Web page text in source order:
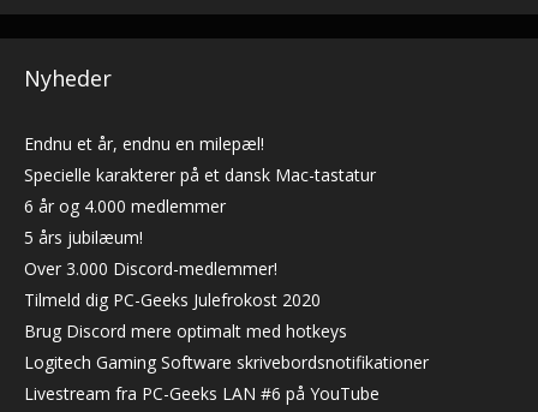
Nyheder
Endnu et år, endnu en milepæl!
Specielle karakterer på et dansk Mac-tastatur
6 år og 4.000 medlemmer
5 års jubilæum!
Over 3.000 Discord-medlemmer!
Tilmeld dig PC-Geeks Julefrokost 2020
Brug Discord mere optimalt med hotkeys
Logitech Gaming Software skrivebordsnotifikationer
Livestream fra PC-Geeks LAN #6 på YouTube